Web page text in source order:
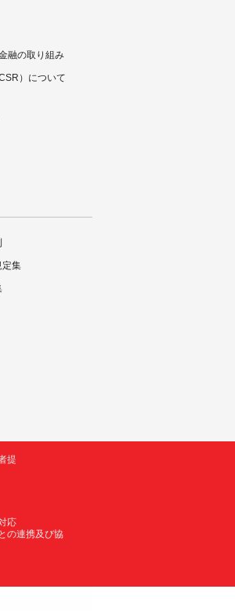
融の取り組み
）について
定集
提
応
の連携及び協